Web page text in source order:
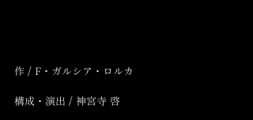
作 / F・ガルシア・ロルカ
構成・演出 / 神宮寺 啓